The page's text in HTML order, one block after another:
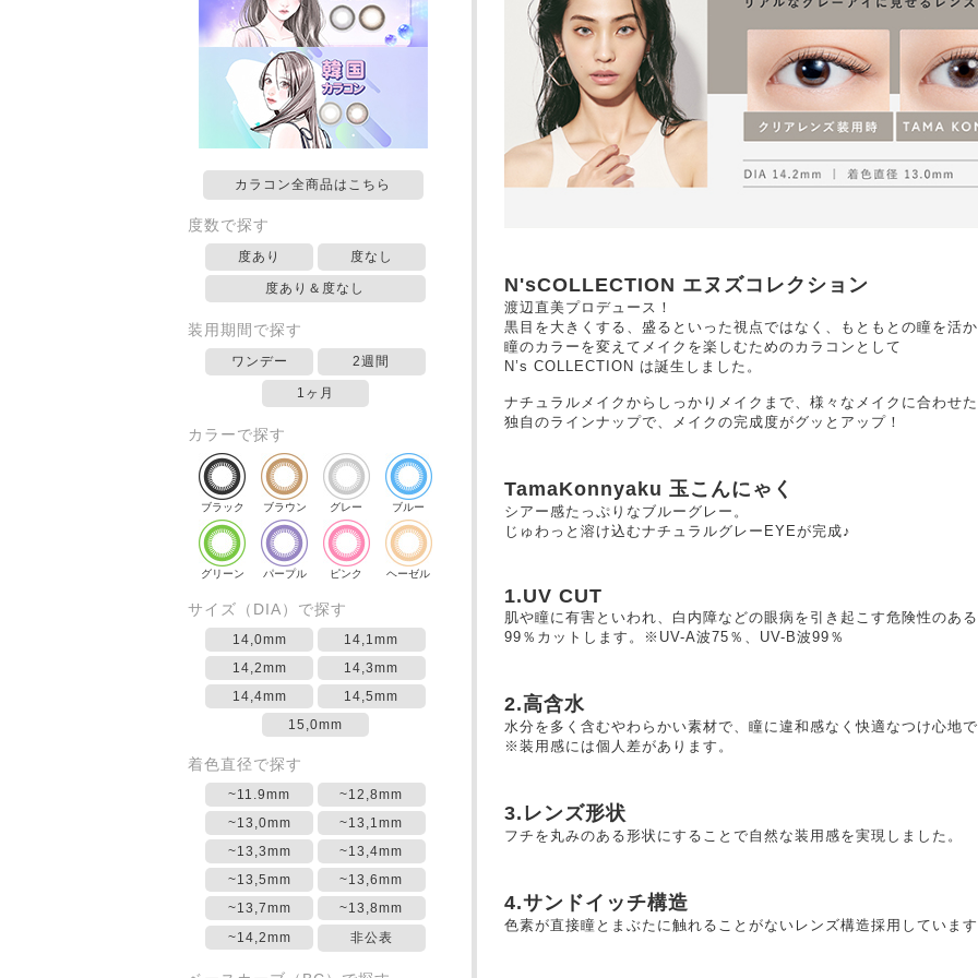
カラコン全商品はこちら
度数で探す
度あり 度なし
度あり＆度なし
装用期間で探す
ワンデー 2週間
1ヶ月
カラーで探す
ブラック ブラウン グレー ブルー
グリーン パープル ピンク ヘーゼル
サイズ（DIA）で探す
14,0mm
14,1mm
14,2mm
14,3mm
14,4mm
14,5mm
15,0mm
着色直径で探す
~11.9mm
~12,8mm
~13,0mm
~13,1mm
~13,3mm
~13,4mm
~13,5mm
~13,6mm
~13,7mm
~13,8mm
~14,2mm
非公表
N'sCOLLECTION エヌズコレクション
渡辺直美プロデュース！
黒目を大きくする、盛るといった視点ではなく、もともとの瞳を活か
瞳のカラーを変えてメイクを楽しむためのカラコンとして
N’s COLLECTION は誕生しました。
ナチュラルメイクからしっかりメイクまで、様々なメイクに合わせた
独自のラインナップで、メイクの完成度がグッとアップ！
TamaKonnyaku 玉こんにゃく
シアー感たっぷりなブルーグレー。
じゅわっと溶け込むナチュラルグレーEYEが完成♪
1.UV CUT
肌や瞳に有害といわれ、白内障などの眼病を引き起こす危険性のあ
99％カットします。※UV-A波75％、UV-B波99％
2.高含水
水分を多く含むやわらかい素材で、瞳に違和感なく快適なつけ心地で
※装用感には個人差があります。
3.レンズ形状
フチを丸みのある形状にすることで自然な装用感を実現しました。
4.サンドイッチ構造
色素が直接瞳とまぶたに触れることがないレンズ構造採用しています